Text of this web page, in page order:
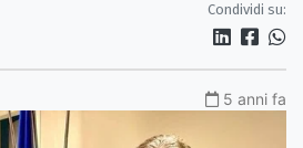
Condividi su:
5 anni fa